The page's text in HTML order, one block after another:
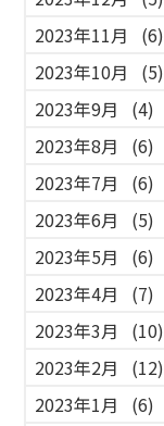
2023年11月
(6)
2023年10月
(5)
2023年9月
(4)
2023年8月
(6)
2023年7月
(6)
2023年6月
(5)
2023年5月
(6)
2023年4月
(7)
2023年3月
(10)
2023年2月
(12)
2023年1月
(6)